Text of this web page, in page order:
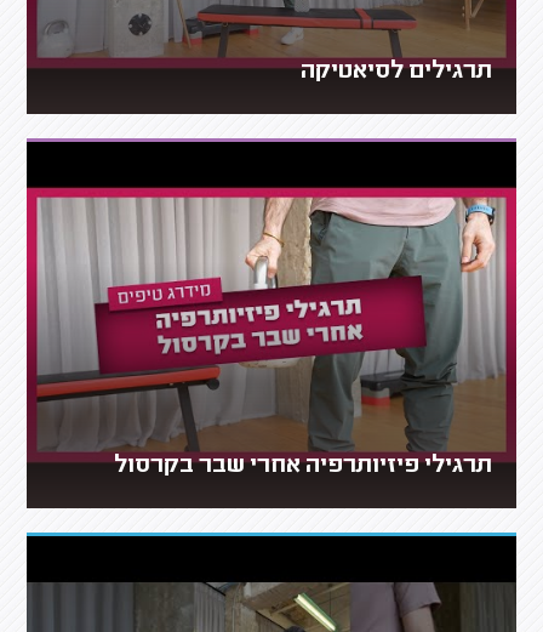
תרגילים לסיאטיקה
תרגילי פיזיותרפיה אחרי שבר בקרסול